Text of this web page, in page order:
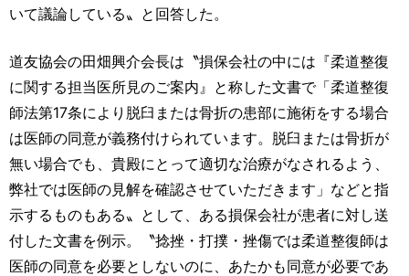
いて議論している〟と回答した。
道友協会の田畑興介会長は〝損保会社の中には『柔道整復
に関する担当医所見のご案内』と称した文書で「柔道整復
師法第17条により脱臼または骨折の患部に施術をする場合
は医師の同意が義務付けられています。脱臼または骨折が
無い場合でも、貴殿にとって適切な治療がなされるよう、
弊社では医師の見解を確認させていただきます」などと指
示するものもある〟として、ある損保会社が患者に対し送
付した文書を例示。〝捻挫・打撲・挫傷では柔道整復師は
医師の同意を必要としないのに、あたかも同意が必要であ